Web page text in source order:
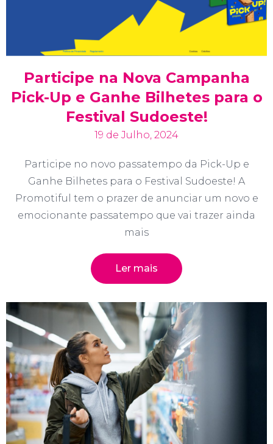
Participe na Nova Campanha
Pick-Up e Ganhe Bilhetes para o
Festival Sudoeste!
19 de Julho, 2024
Participe no novo passatempo da Pick-Up e
Ganhe Bilhetes para o Festival Sudoeste! A
Promotiful tem o prazer de anunciar um novo e
emocionante passatempo que vai trazer ainda
mais
Ler mais